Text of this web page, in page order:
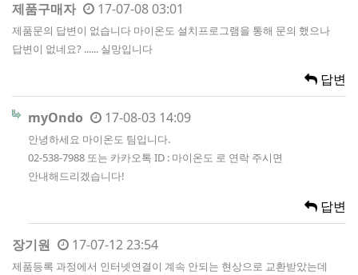
제품구매자 17-07-08 03:01
제품문의 답변이 없습니다 마이온도 설치프로그램을 통해 문의 했으나
답변이 없네요? ...... 실망입니다
답변
myOndo 17-08-03 14:09
안녕하세요 마이온도 팀입니다.
02-538-7988 또는 카카오톡 ID : 마이온도 로 연락 주시면
안내해드리겠습니다!
답변
장기원 17-07-12 23:54
제품등록 과정에서 인터넷연결이 계속 안되는 현상으로 교환받았는데